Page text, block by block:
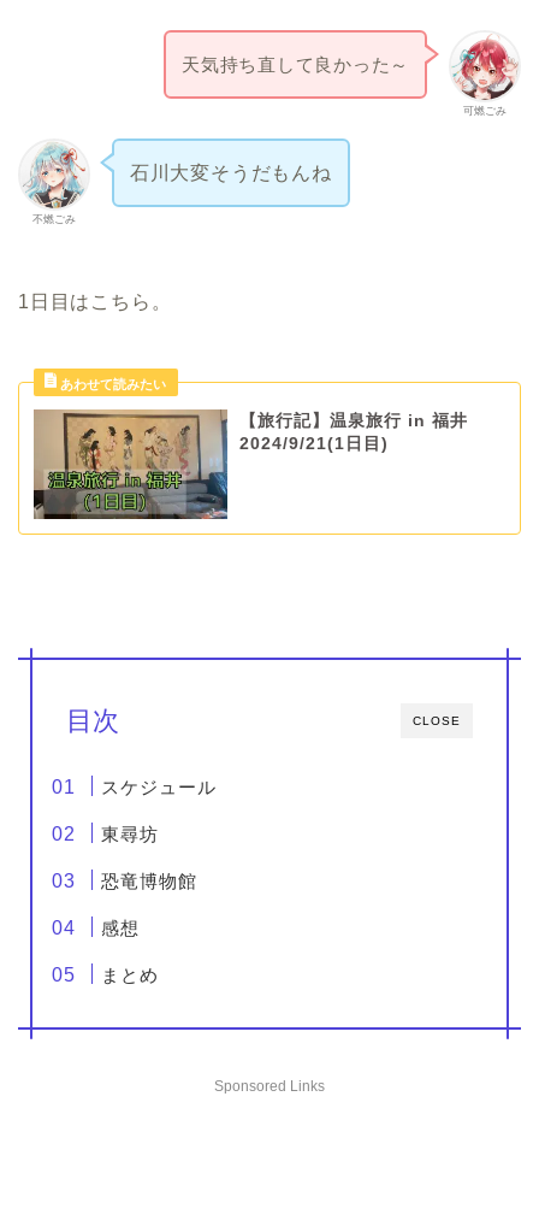
可燃ごみ
天気持ち直して良かった～
不燃ごみ
石川大変そうだもんね
1日目はこちら。
【旅行記】温泉旅行 in 福井
2024/9/21(1日目)
CLOSE
目次
スケジュール
東尋坊
恐竜博物館
感想
まとめ
Sponsored Links